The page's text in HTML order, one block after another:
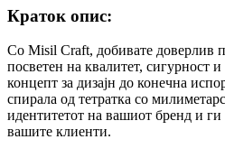
Краток опис:
Со Misil Craft, добивате доверлив
посветен на квалитет, сигурност
концепт за дизајн до конечна
спирала од тетратка со
идентитетот на вашиот бренд и
вашите клиенти.